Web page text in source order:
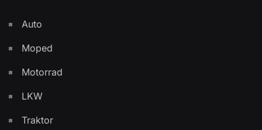
Auto
Moped
Motorrad
LKW
Traktor